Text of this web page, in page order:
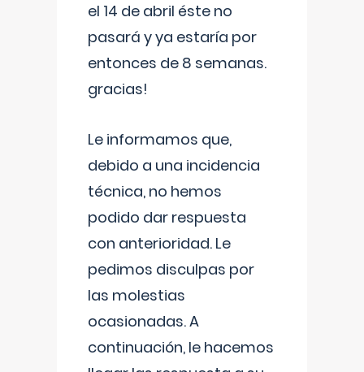
el 14 de abril éste no
pasará y ya estaría por
entonces de 8 semanas.
gracias!
Le informamos que,
debido a una incidencia
técnica, no hemos
podido dar respuesta
con anterioridad. Le
pedimos disculpas por
las molestias
ocasionadas. A
continuación, le hacemos